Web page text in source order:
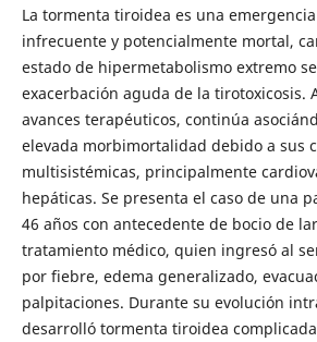
La tormenta tiroidea es una
infrecuente y potencialmente mortal,
estado de hipermetabolismo extremo
exacerbación aguda de la tirotoxicosis.
avances terapéuticos, continúa
elevada morbimortalidad debido a sus
multisistémicas, principalmente
hepáticas. Se presenta el caso de una
46 años con antecedente de bocio de
tratamiento médico, quien ingresó al
por fiebre, edema generalizado,
palpitaciones. Durante su evolución
desarrolló tormenta tiroidea